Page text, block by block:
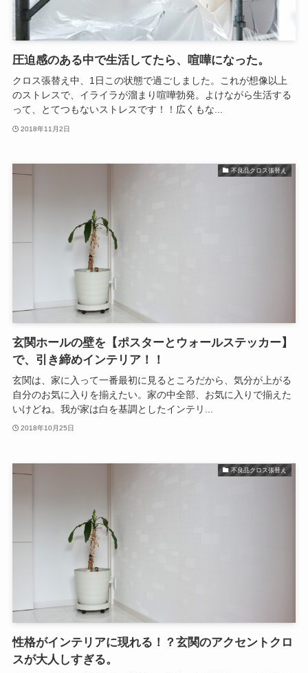
圧迫感のある中で生活してたら、喧嘩になった。
クロス張替え中、1日この状態で過ごしました。これが想像以上
のストレスで、イライラが溜まり喧嘩勃発。よけながら生活する
って、とてつもないストレスです！！広くもな...
2018年11月2日
不良品クロス張替え
玄関ホールの壁を【ポスターとウォールステッカー】
で、引き締めインテリア！！
玄関は、家に入って一番最初に見るところだから、気分が上がる
自分のお気に入りを揃えたい。家の中全部、お気に入りで揃えた
いけどね。我が家は白を基調としたインテリ...
2018年10月25日
不良品クロス張替え
性格がインテリアに現れる！？玄関のアクセントクロ
スが大人しすぎる。